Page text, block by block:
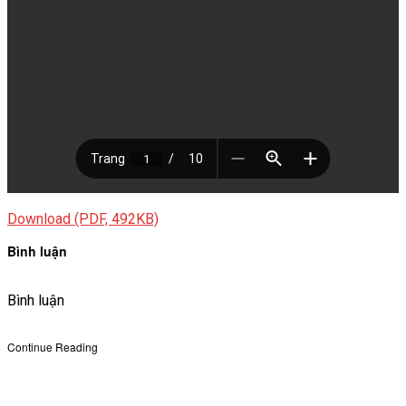
Download (PDF, 492KB)
Bình luận
Bình luận
Continue Reading